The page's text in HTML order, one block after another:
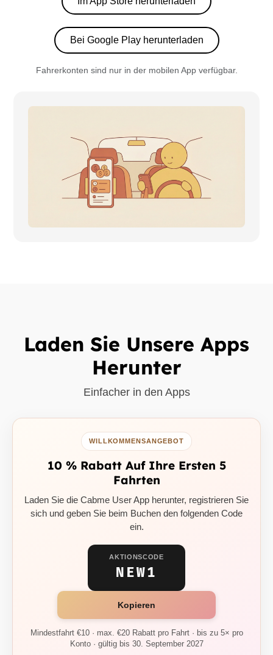
Bei Google Play herunterladen
Fahrerkonten sind nur in der mobilen App verfügbar.
Laden Sie Unsere Apps
Herunter
Einfacher in den Apps
WILLKOMMENSANGEBOT
10 % Rabatt Auf Ihre Ersten 5
Fahrten
Laden Sie die Cabme User App herunter, registrieren Sie
sich und geben Sie beim Buchen den folgenden Code
ein.
AKTIONSCODE
NEW1
Kopieren
Mindestfahrt €10 · max. €20 Rabatt pro Fahrt · bis zu 5× pro
Konto · gültig bis 30. September 2027